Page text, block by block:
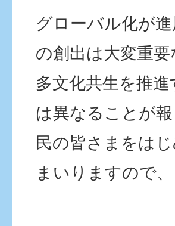
グローバル化が
の創出は大変重
多文化共生を推
は異なることが
民の皆さまをは
まいりますので